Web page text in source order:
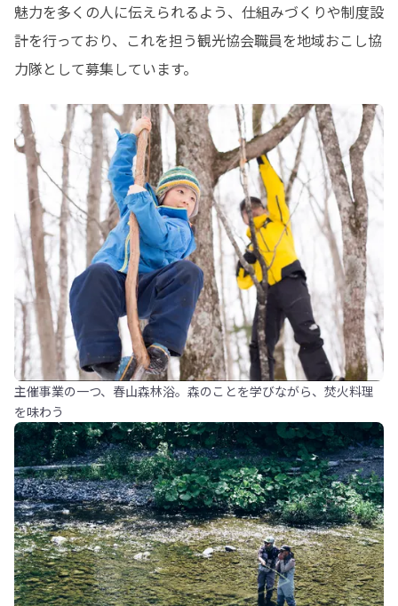
魅力を多くの人に伝えられるよう、仕組みづくりや制度設
計を行っており、これを担う観光協会職員を地域おこし協
力隊として募集しています。
主催事業の一つ、春山森林浴。森のことを学びながら、焚火料理
を味わう